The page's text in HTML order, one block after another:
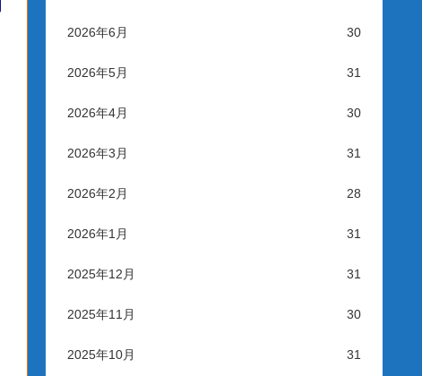
2026年6月 30
2026年5月 31
2026年4月 30
2026年3月 31
2026年2月 28
2026年1月 31
2025年12月 31
2025年11月 30
2025年10月 31